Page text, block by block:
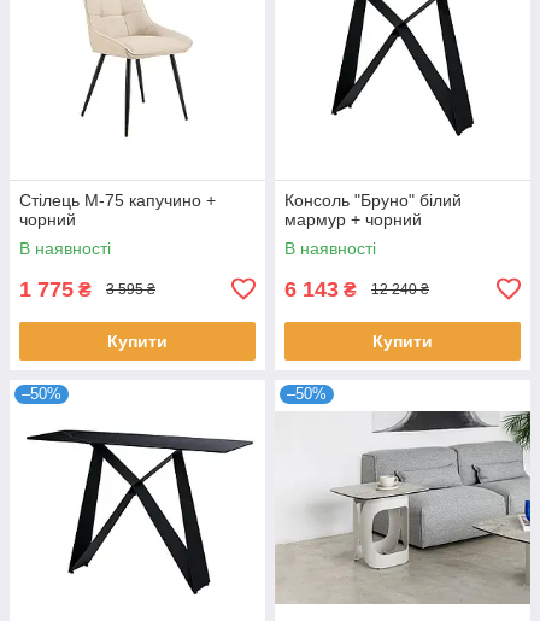
Стілець M-75 капучино +
чорний
В наявності
1 775 ₴ 3 595 ₴
Купити
Консоль "Бруно" білий
мармур + чорний
В наявності
6 143 ₴ 12 240 ₴
Купити
–50% –50%